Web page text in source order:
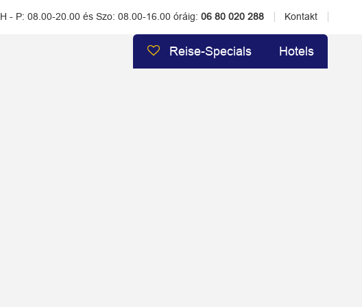
H - P: 08.00-20.00 és Szo: 08.00-16.00 óráig: 06 80 020 288 Kontakt
Reise-Specials Hotels